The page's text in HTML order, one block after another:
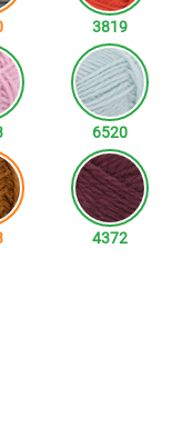
3819
6520
4372